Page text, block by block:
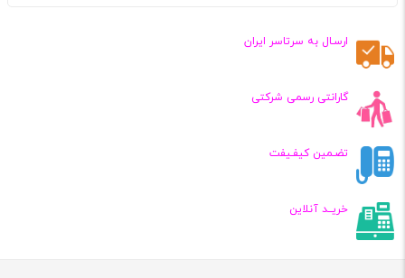
ارسـال به سرتاسر ایران
گارانتی رسمی شرکتی
تضـمین کیفـیفت
خریــد آنلاین